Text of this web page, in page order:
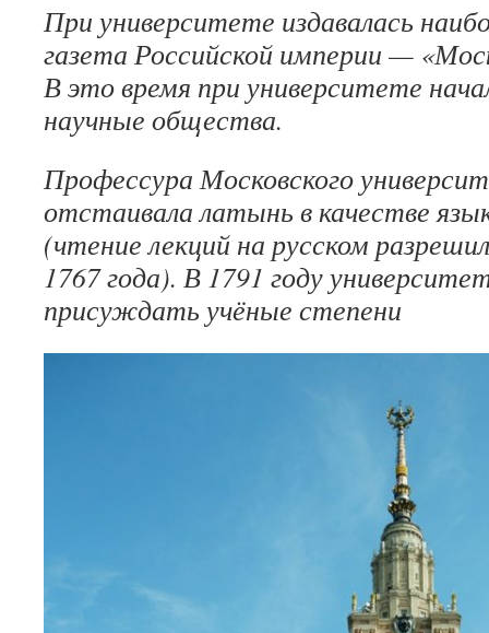
При университете издавалась
газета Российской империи —
В это время при университете
научные общества.
Профессура Московского
отстаивала латынь в качестве
(чтение лекций на русском
1767 года). В 1791 году
присуждать учёные степени